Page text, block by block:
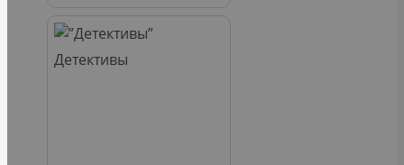
Детективы